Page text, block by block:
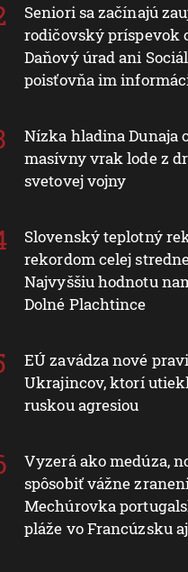
Seniori sa začínajú
rodičovský príspevok
Daňový úrad ani
poisťovňa im
Nízka hladina Dunaja
masívny vrak lode z
svetovej vojny
Slovenský teplotný
rekordom celej
Najvyššiu hodnotu
Dolné Plachtince
EÚ zavádza nové
Ukrajincov, ktorí
ruskou agresiou
Vyzerá ako medúza,
spôsobiť vážne
Mechúrovka
pláže vo Francúzsku